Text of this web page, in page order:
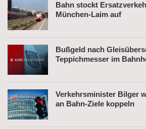
Bahn stockt
München-Laim auf
Bußgeld nach
Teppichmesser im
Verkehrsminister Bilger
an Bahn-Ziele koppeln